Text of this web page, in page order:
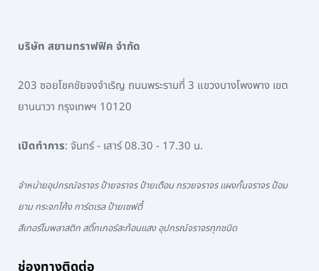
บริษัท สยามทราฟฟิค จำกัด
203 ซอยโชคชัยจงจำเริญ ถนนพระรามที่ 3 แขวงบางโพงพาง เขต
ยานนาวา กรุงเทพฯ 10120
เปิดทำการ: จันทร์ - เสาร์ 08.30 - 17.30 น.
จำหน่ายอุปกรณ์จราจร ป้ายจราจร ป้ายเตือน กรวยจราจร แผงกั้นจราจร ป้อม
ยาม กระจกโค้ง การ์ดเรล ป้ายเซฟตี้
สีเทอร์โมพลาสติก สติ๊กเกอร์สะท้อนแสง อุปกรณ์จราจรทุกชนิด
ช่องทางติดต่อ